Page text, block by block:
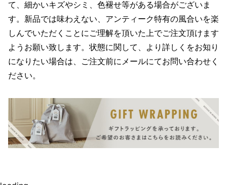
て、細かいキズやシミ、色褪せ等がある場合がございま
す。新品では味わえない、アンティーク特有の風合いを楽
しんでいただくことにご理解を頂いた上でご注文頂けます
ようお願い致します。状態に関して、より詳しくをお知り
になりたい場合は、ご注文前にメールにてお問い合わせく
ださい。